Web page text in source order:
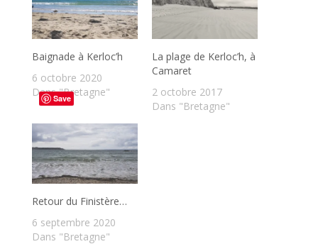
Baignade à Kerloc’h
6 octobre 2020
Dans "Bretagne"
La plage de Kerloc’h, à
Camaret
2 octobre 2017
Dans "Bretagne"
Retour du Finistère…
6 septembre 2020
Dans "Bretagne"
Save